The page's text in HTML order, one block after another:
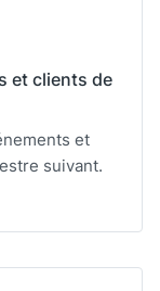
et clients de
et
suivant.